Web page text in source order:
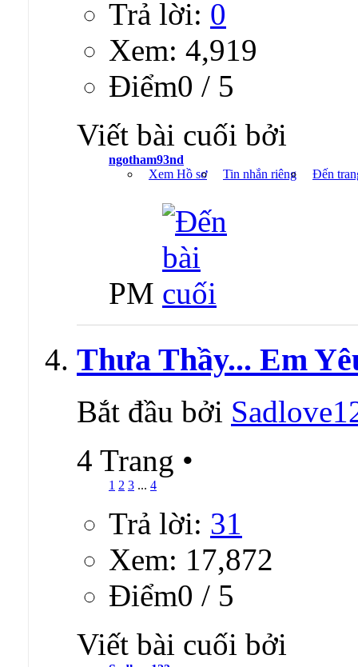
Trả lời: 0
Xem: 4,919
Ðiểm0 / 5
Viết bài cuối bởi
ngotham93nd
Xem Hồ sơ
Tin nhắn riêng Đến
PM
Thưa Thầy... Em
Bắt đầu bởi
4 Trang •
1 2 3 ... 4
Trả lời: 31
Xem: 17,872
Ðiểm0 / 5
Viết bài cuối bởi